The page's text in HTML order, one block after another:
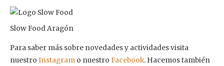
Slow Food Aragón
Para saber más sobre novedades y actividades visita
nuestro Instagram o nuestro Facebook. Hacemos también